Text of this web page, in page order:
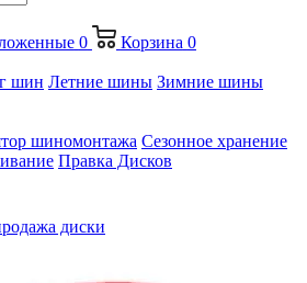
0 Корзина 0
шин Летние шины Зимние шины
шиномонтажа Сезонное хранение
Правка Дисков
диски